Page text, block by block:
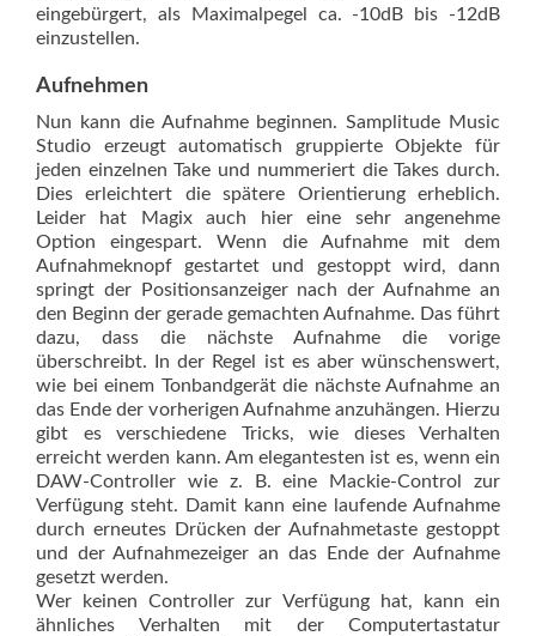
eingebürgert, als Maximalpegel ca. -10dB bis -12dB
einzustellen.
Aufnehmen
Nun kann die Aufnahme beginnen. Samp­litude Music
Studio erzeugt automatisch gruppierte Objekte für
jeden einzelnen Take und nummeriert die Takes durch.
Dies erleichtert die spätere Orientierung erheblich.
Leider hat Magix auch hier eine sehr angenehme
Option eingespart. Wenn die Aufnahme mit dem
Aufnahmeknopf gestartet und gestoppt wird, dann
springt der Positionsanzeiger nach der Aufnahme an
den Beginn der gerade gemachten Aufnahme. Das führt
dazu, dass die nächste Aufnahme die vorige
überschreibt. In der Regel ist es aber wünschenswert,
wie bei einem Tonbandgerät die nächste Aufnahme an
das Ende der vorherigen Aufnahme anzuhängen. Hierzu
gibt es verschiedene Tricks, wie dieses Verhalten
erreicht werden kann. Am elegantesten ist es, wenn ein
DAW-Controller wie z. B. eine Mackie-Control zur
Verfügung steht. Damit kann eine laufende Aufnahme
durch erneutes Drücken der Aufnahmetaste gestoppt
und der Aufnahmezeiger an das Ende der Aufnahme
gesetzt werden.
Wer keinen Controller zur Verfügung hat, kann ein
ähnliches Verhalten mit der Com­putertastatur